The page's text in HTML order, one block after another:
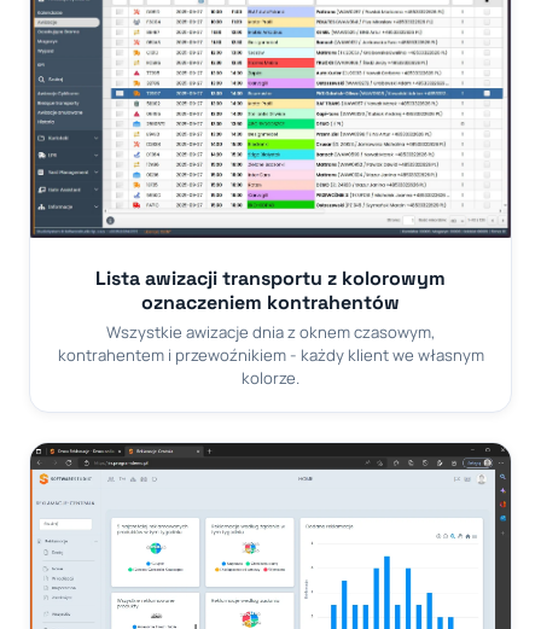
Lista awizacji transportu z kolorowym
oznaczeniem kontrahentów
Wszystkie awizacje dnia z oknem czasowym,
kontrahentem i przewoźnikiem - każdy klient we własnym
kolorze.